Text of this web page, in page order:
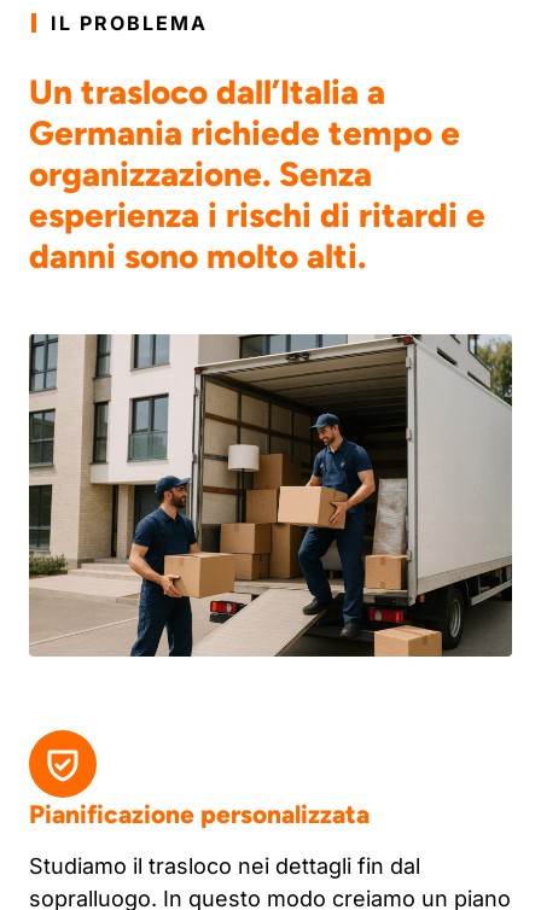
IL PROBLEMA
Un trasloco dall’Italia a
Germania richiede tempo e
organizzazione. Senza
esperienza i rischi di ritardi e
danni sono molto alti.
Pianificazione personalizzata
Studiamo il trasloco nei dettagli fin dal
sopralluogo. In questo modo creiamo un piano